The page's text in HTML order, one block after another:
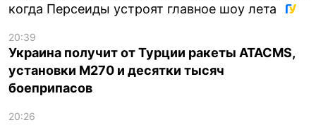
когда Персеиды устроят главное шоу лета
20:39
Украина получит от Турции ракеты ATACMS,
установки M270 и десятки тысяч
боеприпасов
20:26